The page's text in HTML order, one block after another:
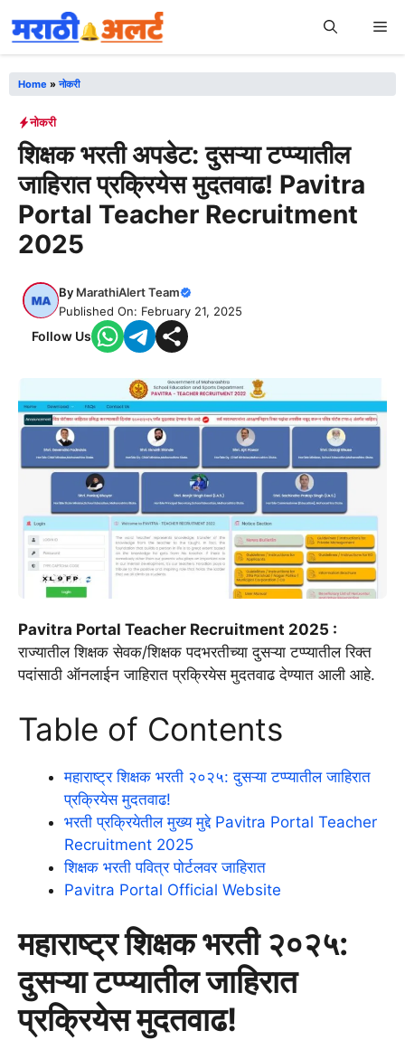
to
content
Home »नोकरी
नोकरी
शिक्षक भरती अपडेट: दुसऱ्या टप्प्यातील
जाहिरात प्रक्रियेस मुदतवाढ! Pavitra
Portal Teacher Recruitment
2025
By MarathiAlert Team
Published On: February 21, 2025
Follow Us
Pavitra Portal Teacher Recruitment 2025 :
राज्यातील शिक्षक सेवक/शिक्षक पदभरतीच्या दुसऱ्या टप्प्यातील रिक्त
पदांसाठी ऑनलाईन जाहिरात प्रक्रियेस मुदतवाढ देण्यात आली आहे.
Table of Contents
महाराष्ट्र शिक्षक भरती २०२५: दुसऱ्या टप्प्यातील जाहिरात
प्रक्रियेस मुदतवाढ!
भरती प्रक्रियेतील मुख्य मुद्दे Pavitra Portal Teacher
Recruitment 2025
शिक्षक भरती पवित्र पोर्टलवर जाहिरात
Pavitra Portal Official Website
महाराष्ट्र शिक्षक भरती २०२५:
दुसऱ्या टप्प्यातील जाहिरात
प्रक्रियेस मुदतवाढ!